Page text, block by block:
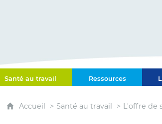
de Santé au Travail Paca-Corse
Santé au travail Ressources
Accueil Santé au travail L'offre de